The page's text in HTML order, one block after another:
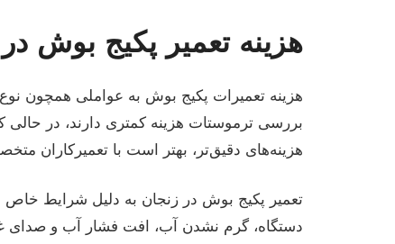
هزینه تعمیر پکیج بوش
هزینه تعمیرات پکیج بوش به عواملی همچون
بررسی ترموستات هزینه کمتری دارند، در حالی
هزینه‌های دقیق‌تر، بهتر است با تعمیرکاران
تعمیر پکیج بوش در زنجان به دلیل شرایط
دستگاه، گرم نشدن آب، افت فشار آب و صدای